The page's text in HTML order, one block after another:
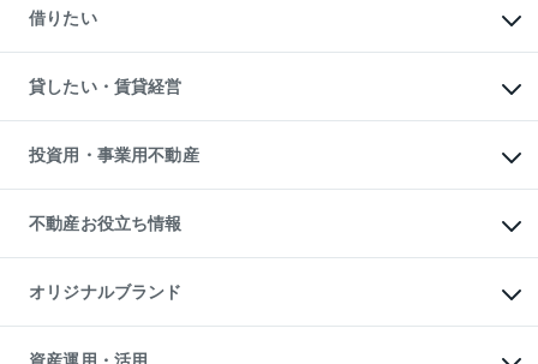
中古一戸建ての購入
不動産購入の流れ
注目キーワード物件特集
購入ガイド
English 繁体中文簡体中文
一戸建ての売却・査定
土地の売却・査定
スピードAI査定
不動産査定について
不動産売却の流れ
不動産買換えの流れ
売却ガイド
借りたい
オフィス・店舗の賃貸
借りるときの流れ
借りるガイド
貸したい・賃貸経営
マンション賃料データ
賃貸管理プラン
リロケーションについて
貸すガイド
投資用・事業用不動産
事業用不動産
マンション投資
投資用マンション
アパート経営
収益物件
ビル購入（ビル一棟）
不動産お役立ち情報
マンションライブラリー
人気マンションランキング
暮らしに役立つ不動産メディア
オリジナルブランド
一棟リノベーションマンション